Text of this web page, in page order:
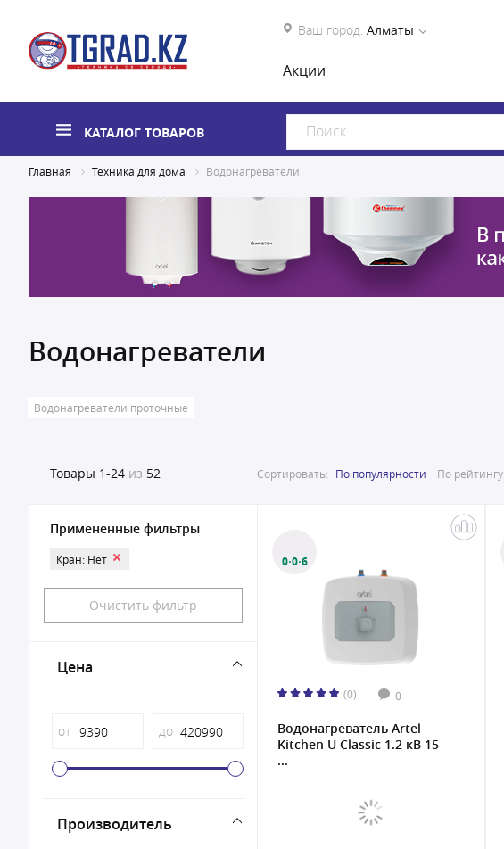
Ваш город: Алматы
Акции
КАТАЛОГ ТОВАРОВ
Главная Техника для дома Водонагреватели
Водонагреватели
Водонагреватели проточные
Товары 1-24 из 52 Сортировать: По популярности По рейтингу
Примененные фильтры
Кран: Нет
Очистить фильтр
Цена
от до
Производитель
0·0·6
(0) 0
Водонагреватель Artel
Kitchen U Classic 1.2 кВ 15
...